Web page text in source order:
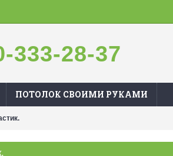
333-28-37
ПОТОЛОК СВОИМИ РУКАМИ